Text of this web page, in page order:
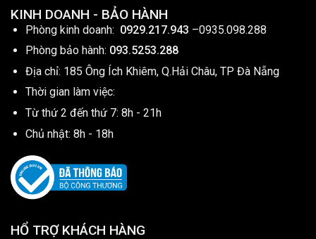
KINH DOANH - BẢO HÀNH
Phòng kinh doanh: 0929.217.943 –0935.098.288
Phòng bảo hành: 093.5253.288
Địa chỉ: 185 Ông Ích Khiêm, Q.Hải Châu, TP Đà Nẵng
Thời gian làm việc:
Từ thứ 2 đến thứ 7: 8h - 21h
Chủ nhật: 8h - 18h
HỔ TRỢ KHÁCH HÀNG